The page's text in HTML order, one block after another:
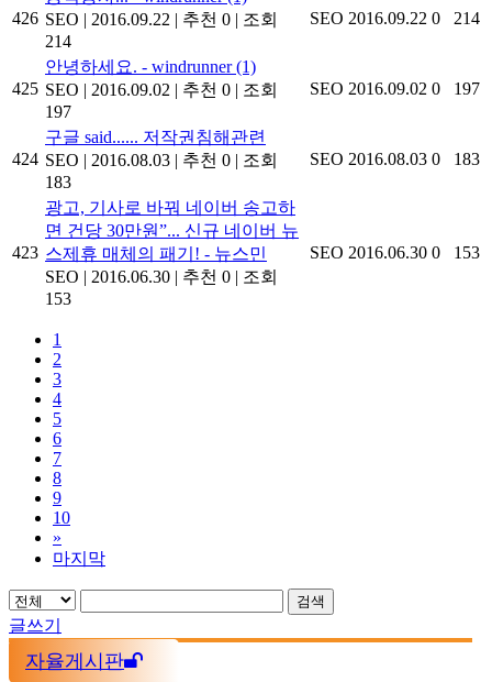
426 SEO | 2016.09.22 | 추천 0 | 조회
214
SEO 2016.09.22 0 214
425
안녕하세요. - windrunner(1)
SEO | 2016.09.02 | 추천 0 | 조회
197
SEO 2016.09.02 0 197
424
구글 said...... 저작권침해관련
SEO | 2016.08.03 | 추천 0 | 조회
183
SEO 2016.08.03 0 183
423
광고, 기사로 바꿔 네이버 송고하
면 건당 30만원”... 신규 네이버 뉴
스제휴 매체의 패기! - 뉴스민
SEO | 2016.06.30 | 추천 0 | 조회
153
SEO 2016.06.30 0 153
1
2
3
4
5
6
7
8
9
10
»
마지막
검색
글쓰기
자율게시판